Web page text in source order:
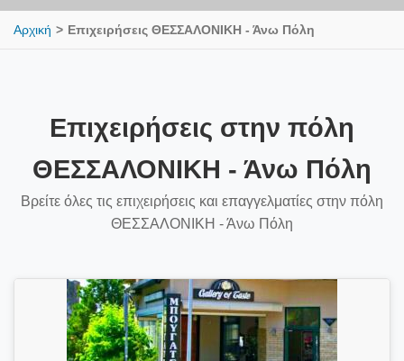
Αρχική Επιχειρήσεις ΘΕΣΣΑΛΟΝΙΚΗ - Άνω Πόλη
Επιχειρήσεις στην πόλη
ΘΕΣΣΑΛΟΝΙΚΗ - Άνω Πόλη
Βρείτε όλες τις επιχειρήσεις και επαγγελματίες στην πόλη
ΘΕΣΣΑΛΟΝΙΚΗ - Άνω Πόλη